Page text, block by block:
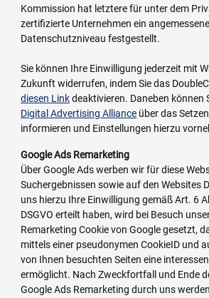
Kommission hat letztere für unter dem
zertifizierte Unternehmen ein
Datenschutzniveau festgestellt.
Sie können Ihre Einwilligung jederzeit mit
Zukunft widerrufen, indem Sie das
diesen Linkdeaktivieren. Daneben können
Digital Advertising Alliance über das
informieren und Einstellungen hierzu
Google Ads Remarketing
Über Google Ads werben wir für diese
Suchergebnissen sowie auf den Websites
uns hierzu Ihre Einwilligung gemäß Art. 6
DSGVO erteilt haben, wird bei Besuch
Remarketing Cookie von Google gesetzt,
mittels einer pseudonymen CookieID und
von Ihnen besuchten Seiten eine
ermöglicht. Nach Zweckfortfall und Ende
Google Ads Remarketing durch uns